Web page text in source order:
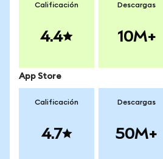
Calificación
4.4
Descargas
10M+
App Store
Calificación
4.7
Descargas
50M+